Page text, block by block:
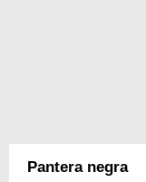
Pantera negra